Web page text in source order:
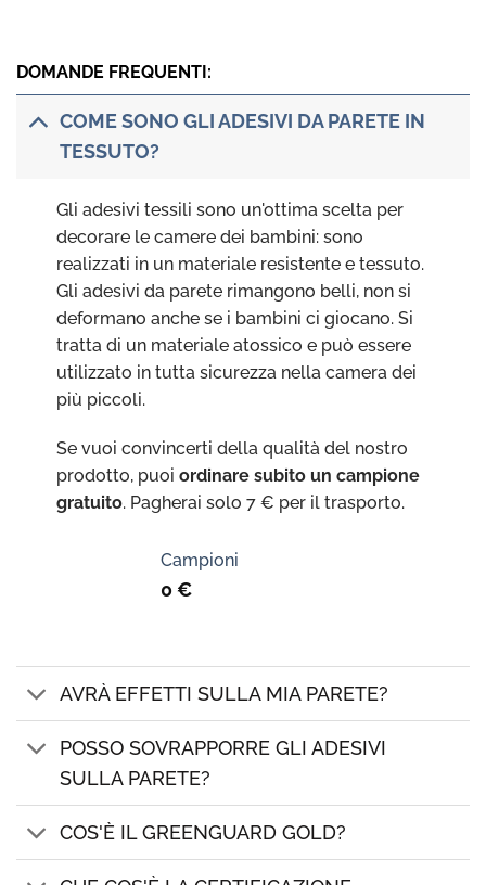
DOMANDE FREQUENTI:
COME SONO GLI ADESIVI DA PARETE IN
TESSUTO?
Gli adesivi tessili sono un'ottima scelta per
decorare le camere dei bambini: sono
realizzati in un materiale resistente e tessuto.
Gli adesivi da parete rimangono belli, non si
deformano anche se i bambini ci giocano. Si
tratta di un materiale atossico e può essere
utilizzato in tutta sicurezza nella camera dei
più piccoli.
Se vuoi convincerti della qualità del nostro
prodotto, puoi ordinare subito un campione
gratuito. Pagherai solo 7 € per il trasporto.
Campioni
0€
AVRÀ EFFETTI SULLA MIA PARETE?
POSSO SOVRAPPORRE GLI ADESIVI
SULLA PARETE?
COS'È IL GREENGUARD GOLD?